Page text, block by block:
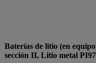
Baterías de litio (en
sección II, Litio metal